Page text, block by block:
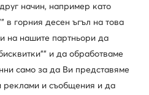
начин, например като
в горния десен ъгъл на това
на нашите партньори да
и да обработваме
само за да Ви представяме
реклами и съобщения и да